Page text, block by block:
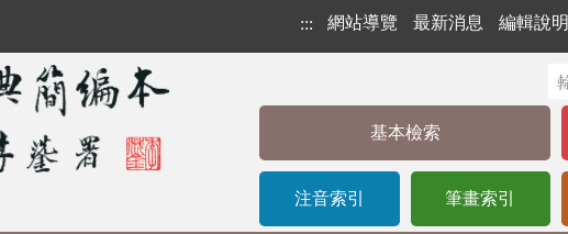
::: 網站導覽 最新消息 編輯說明
基本檢索
注音索引 筆畫索引